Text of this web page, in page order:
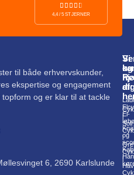
4,4 / 5 STJERNER
til både erhvervskunder,
ekspertise og engagement
og er klar til at tackle
6, 2690 Karlslunde
Vi
i
i
i
og
af:
El-
og